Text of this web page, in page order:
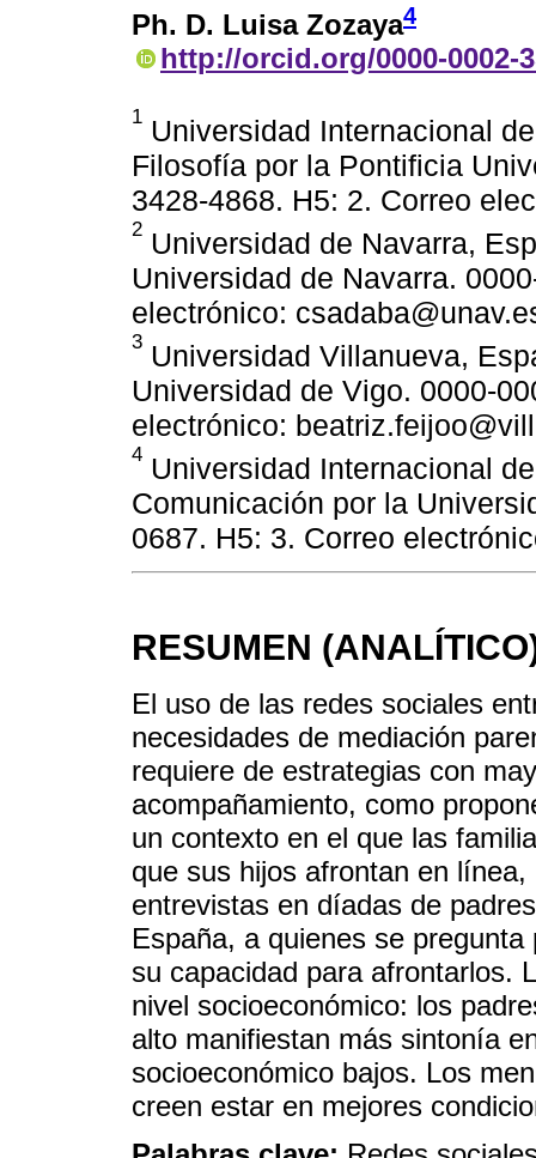
Ph. D. Luisa Zozaya4
http://orcid.org/0000-0002-
1 Universidad Internacional
Filosofía por la Pontificia
3428-4868. H5: 2. Correo
2 Universidad de Navarra,
Universidad de Navarra.
electrónico:
3 Universidad Villanueva,
Universidad de Vigo. 0000-
electrónico:
4 Universidad Internacional
Comunicación por la
0687. H5: 3. Correo
RESUMEN
El uso de las redes sociales
necesidades de mediación
requiere de estrategias con
acompañamiento, como
un contexto en el que las
que sus hijos afrontan en
entrevistas en díadas de
España, a quienes se
su capacidad para afrontarlos.
nivel socioeconómico: los
alto manifiestan más sintonía
socioeconómico bajos. Los
creen estar en mejores